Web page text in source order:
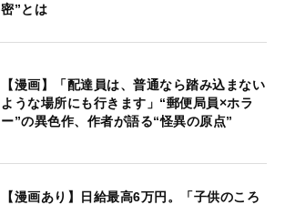
密”とは
【漫画】「配達員は、普通なら踏み込まない
ような場所にも行きます」“郵便局員×ホラ
ー”の異色作、作者が語る“怪異の原点”
【漫画あり】日給最高6万円。「子供のころ